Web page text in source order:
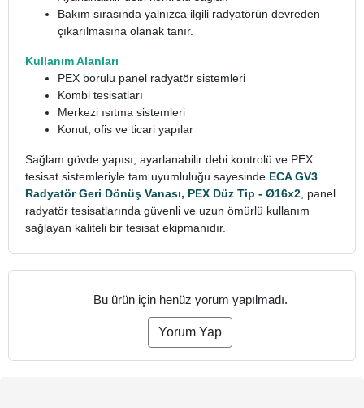
Bakım sırasında yalnızca ilgili radyatörün devreden
çıkarılmasına olanak tanır.
Kullanım Alanları
PEX borulu panel radyatör sistemleri
Kombi tesisatları
Merkezi ısıtma sistemleri
Konut, ofis ve ticari yapılar
Sağlam gövde yapısı, ayarlanabilir debi kontrolü ve PEX
tesisat sistemleriyle tam uyumluluğu sayesinde ECA GV3
Radyatör Geri Dönüş Vanası, PEX Düz Tip - Ø16x2 , panel
radyatör tesisatlarında güvenli ve uzun ömürlü kullanım
sağlayan kaliteli bir tesisat ekipmanıdır.
Bu ürün için henüz yorum yapılmadı.
Yorum Yap